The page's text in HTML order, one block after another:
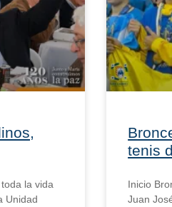
la vida
Unidad
tenis
Inicio
Juan